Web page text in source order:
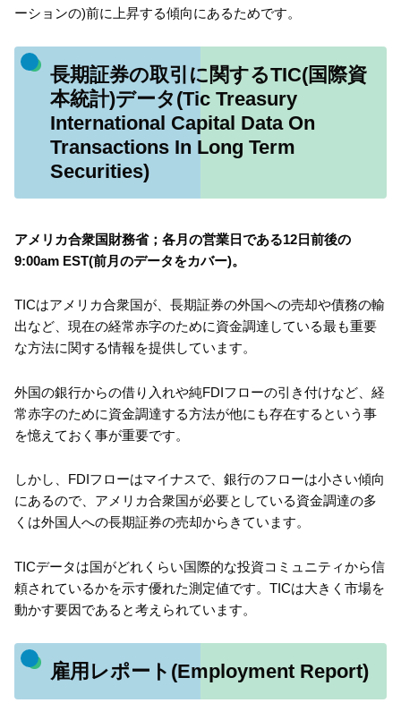
ーションの)前に上昇する傾向にあるためです。
長期証券の取引に関するTIC(国際資
本統計)データ(Tic Treasury
International Capital Data On
Transactions In Long Term
Securities)
アメリカ合衆国財務省；各月の営業日である12日前後の
9:00am EST(前月のデータをカバー)。
TICはアメリカ合衆国が、長期証券の外国への売却や債務の輸
出など、現在の経常赤字のために資金調達している最も重要
な方法に関する情報を提供しています。
外国の銀行からの借り入れや純FDIフローの引き付けなど、経
常赤字のために資金調達する方法が他にも存在するという事
を憶えておく事が重要です。
しかし、FDIフローはマイナスで、銀行のフローは小さい傾向
にあるので、アメリカ合衆国が必要としている資金調達の多
くは外国人への長期証券の売却からきています。
TICデータは国がどれくらい国際的な投資コミュニティから信
頼されているかを示す優れた測定値です。TICは大きく市場を
動かす要因であると考えられています。
雇用レポート(Employment Report)